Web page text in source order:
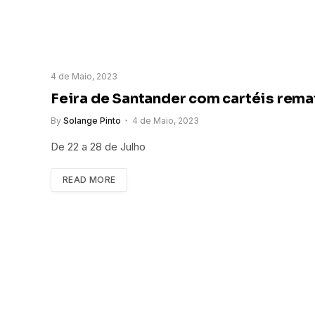
4 de Maio, 2023
Feira de Santander com cartéis
By Solange Pinto 4 de Maio, 2023
De 22 a 28 de Julho
READ MORE